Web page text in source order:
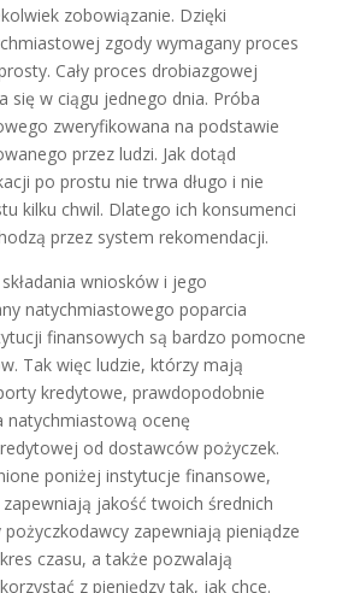
zobowiązanie. Dzięki
zgody wymagany proces
Cały proces drobiazgowej
się w ciągu jednego dnia. Próba
zweryfikowana na podstawie
przez ludzi. Jak dotąd
po prostu nie trwa długo i nie
kilku chwil. Dlatego ich konsumenci
przez system rekomendacji.
wniosków i jego
natychmiastowego poparcia
finansowych są bardzo pomocne
Tak więc ludzie, którzy mają
kredytowe, prawdopodobnie
natychmiastową ocenę
od dostawców pożyczek.
poniżej instytucje finansowe,
jakość twoich średnich
pożyczkodawcy zapewniają pieniądze
czasu, a także pozwalają
z pieniędzy tak, jak chce.